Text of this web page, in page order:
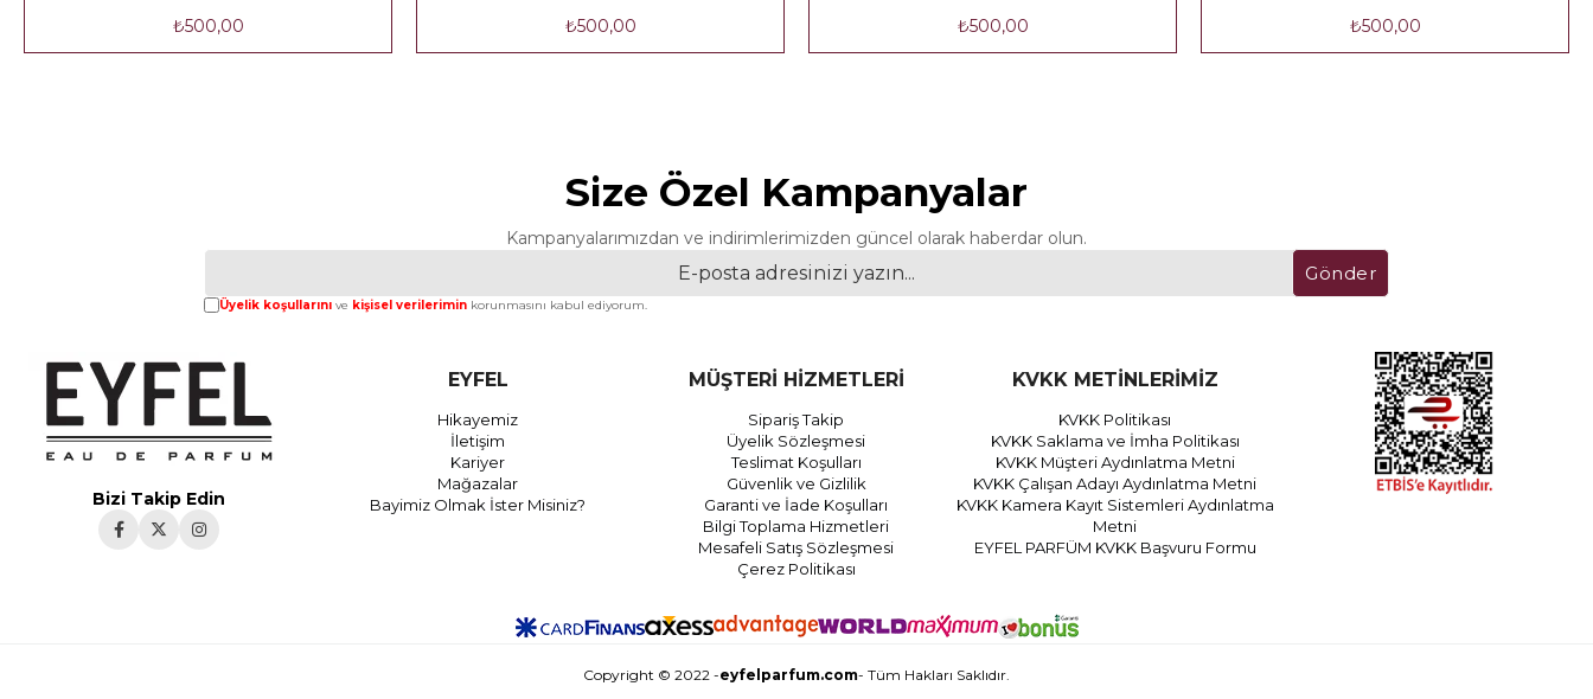
₺500,00 ₺500,00 ₺500,00 ₺500,00
Size Özel Kampanyalar
Kampanyalarımızdan ve indirimlerimizden güncel olarak haberdar olun.
Gönder
Üyelik koşullarını ve kişisel verilerimin korunmasını kabul ediyorum.
Bizi Takip Edin
EYFEL
Hikayemiz
İletişim
Kariyer
Mağazalar
Bayimiz Olmak İster Misiniz?
MÜŞTERİ HİZMETLERİ
Sipariş Takip
Üyelik Sözleşmesi
Teslimat Koşulları
Güvenlik ve Gizlilik
Garanti ve İade Koşulları
Bilgi Toplama Hizmetleri
Mesafeli Satış Sözleşmesi
Çerez Politikası
KVKK METİNLERİMİZ
KVKK Politikası
KVKK Saklama ve İmha Politikası
KVKK Müşteri Aydınlatma Metni
KVKK Çalışan Adayı Aydınlatma Metni
KVKK Kamera Kayıt Sistemleri Aydınlatma
Metni
EYFEL PARFÜM KVKK Başvuru Formu
Copyright © 2022 -eyfelparfum.com- Tüm Hakları Saklıdır.